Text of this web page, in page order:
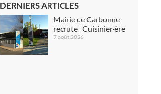
DERNIERS ARTICLES
Mairie de Carbonne
recrute : Cuisinier·ère
7 août 2026